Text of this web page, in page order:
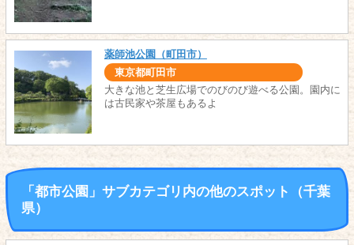
薬師池公園（町田市）
東京都町田市
大きな池と芝生広場でのびのび遊べる公園。園内に
は古民家や茶屋もあるよ
「都市公園」サブカテゴリ内の他のスポット（千葉
県）